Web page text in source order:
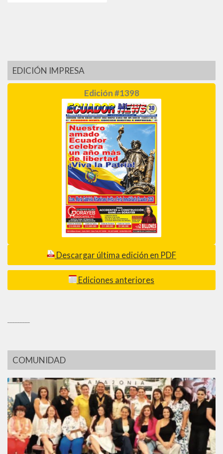
EDICIÓN IMPRESA
Edición #1398
Descargar última edición en PDF
Ediciones anteriores
COMUNIDAD